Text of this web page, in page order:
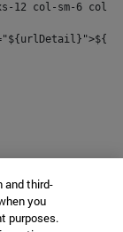
12 col-sm-6
and third-
you
purposes.